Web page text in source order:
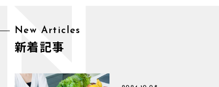
New Articles
新着記事